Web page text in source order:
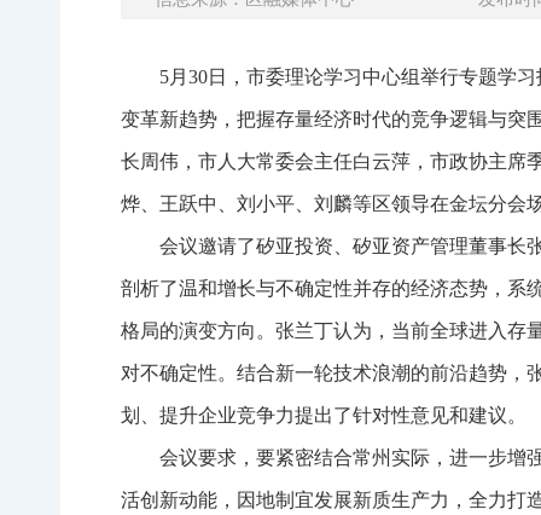
5月30日，市委理论学习中心组举行专题学
变革新趋势，把握存量经济时代的竞争逻辑与突
长周伟，市人大常委会主任白云萍，市政协主席
烨、王跃中、刘小平、刘麟等区领导在金坛分会
会议邀请了矽亚投资、矽亚资产管理董事长
剖析了温和增长与不确定性并存的经济态势，系
格局的演变方向。张兰丁认为，当前全球进入存
对不确定性。结合新一轮技术浪潮的前沿趋势，
划、提升企业竞争力提出了针对性意见和建议。
会议要求，要紧密结合常州实际，进一步增
活创新动能，因地制宜发展新质生产力，全力打